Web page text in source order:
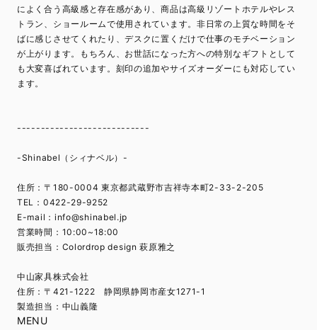
によく合う高級感と存在感があり、商品は高級リゾートホテルやレス
トラン、ショールームで使用されています。非日常の上質な時間をそ
ばに感じさせてくれたり、デスクに置くだけで仕事のモチベーション
が上がります。もちろん、お世話になった方への特別なギフトとして
も大変喜ばれています。刻印の追加やサイズオーダーにも対応してい
ます。
----------------------------
-Shinabel（シィナベル）-
住所：〒180-0004 東京都武蔵野市吉祥寺本町2-33-2-205
TEL：0422-29-9252
E-mail： info@shinabel.jp
営業時間：10:00~18:00
販売担当：Colordrop design 萩原雅之
中山家具株式会社
住所：〒421-1222 静岡県静岡市産女1271-1
製造担当：中山義隆
MENU